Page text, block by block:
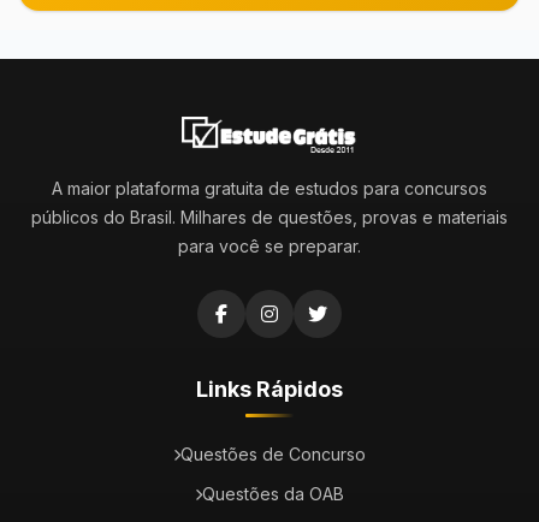
A maior plataforma gratuita de estudos para concursos
públicos do Brasil. Milhares de questões, provas e materiais
para você se preparar.
Links Rápidos
Questões de Concurso
Questões da OAB